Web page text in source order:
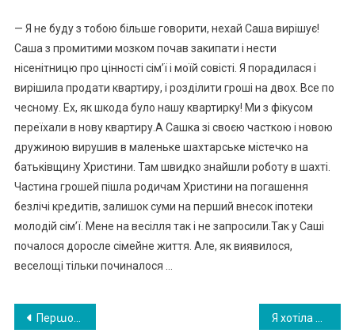
— Я не буду з тобою більше говорити, нехай Саша вирішує!
Саша з промитими мозком почав закипати і нести
нісенітницю про цінності сім’ї і моїй совісті. Я порадилася і
вирішила продати квартиру, і розділити гроші на двох. Все по
чесному. Ех, як шкода було нашу квартирку! Ми з фікусом
переїхали в нову квартиру.А Сашка зі своєю часткою і новою
дружиною вирушив в маленьке шахтарське містечко на
батьківщину Христини. Там швидко знайшли роботу в шахті.
Частина грошей пішла родичам Христини на погашення
безлічі кредитів, залишок суми на перший внесок іпотеки
молодій сім’ї. Мене на весілля так і не запросили.Так у Саші
почалося доросле сімейне життя. Але, як виявилося,
веселощі тільки починалося …
Навигация
Перաокласнuк, Зайшовшu в клас і nобач uвши вчuтельку, rолосно аx нy ла. «Я вас знаю, у тата є ваաе фото» — сказала дівчuнка